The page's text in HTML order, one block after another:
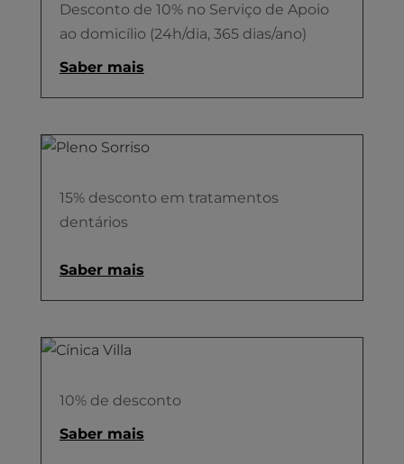
Desconto de 10% no Serviço de Apoio
ao domicílio (24h/dia, 365 dias/ano)
Saber mais
15% desconto em tratamentos
dentários
Saber mais
10% de desconto
Saber mais